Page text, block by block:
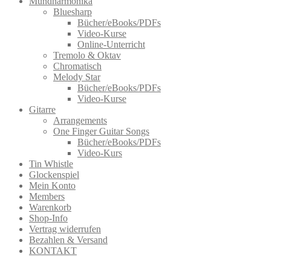
Bluesharp
Bücher/eBooks/PDFs
Video-Kurse
Online-Unterricht
Tremolo & Oktav
Chromatisch
Melody Star
Bücher/eBooks/PDFs
Video-Kurse
Gitarre
Arrangements
One Finger Guitar Songs
Bücher/eBooks/PDFs
Video-Kurs
Tin Whistle
Glockenspiel
Mein Konto
Members
Warenkorb
Shop-Info
Vertrag widerrufen
Bezahlen & Versand
KONTAKT